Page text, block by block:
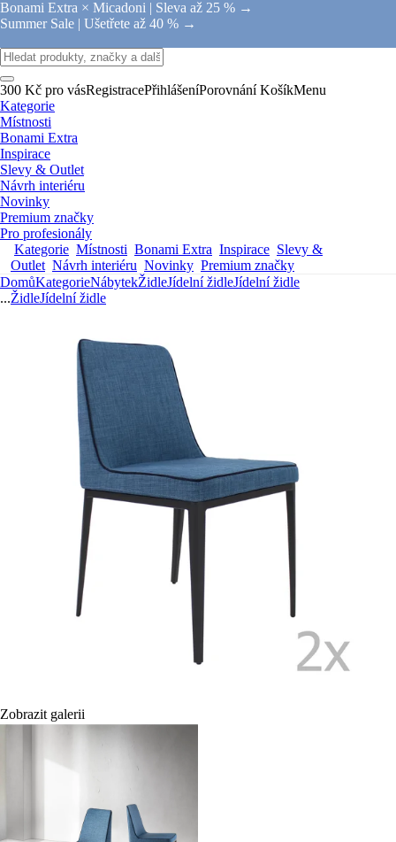
Bonami Extra × Micadoni | Sleva až 25 % →
Summer Sale | Ušetřete až 40 % →
300 Kč pro vásRegistracePřihlášeníPorovnání KošíkMenu
Kategorie
Místnosti
Bonami Extra
Inspirace
Slevy & Outlet
Návrh interiéru
Novinky
Premium značky
Pro profesionály
Kategorie Místnosti Bonami Extra Inspirace Slevy &
Outlet Návrh interiéru Novinky Premium značky
DomůKategorieNábytekŽidleJídelní židleJídelní židle
...ŽidleJídelní židle
Zobrazit galerii